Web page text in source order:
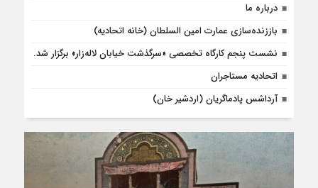
درباره ما
باززنده‌سازی عمارت امین السلطان (خانه اتحادیه)
نشست پنجم کارگاه تخصصی «سرگذشت خیابان لاله‌زار» برگزار شد.
اتحادیه مستاجران
آرداشس پادماگریان (اردشیر خان)